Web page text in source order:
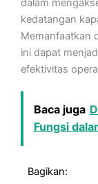
dalam
kedatangan
Memanfaatkan
ini dapat
efektivitas
Baca juga
Fungsi
Bagikan: